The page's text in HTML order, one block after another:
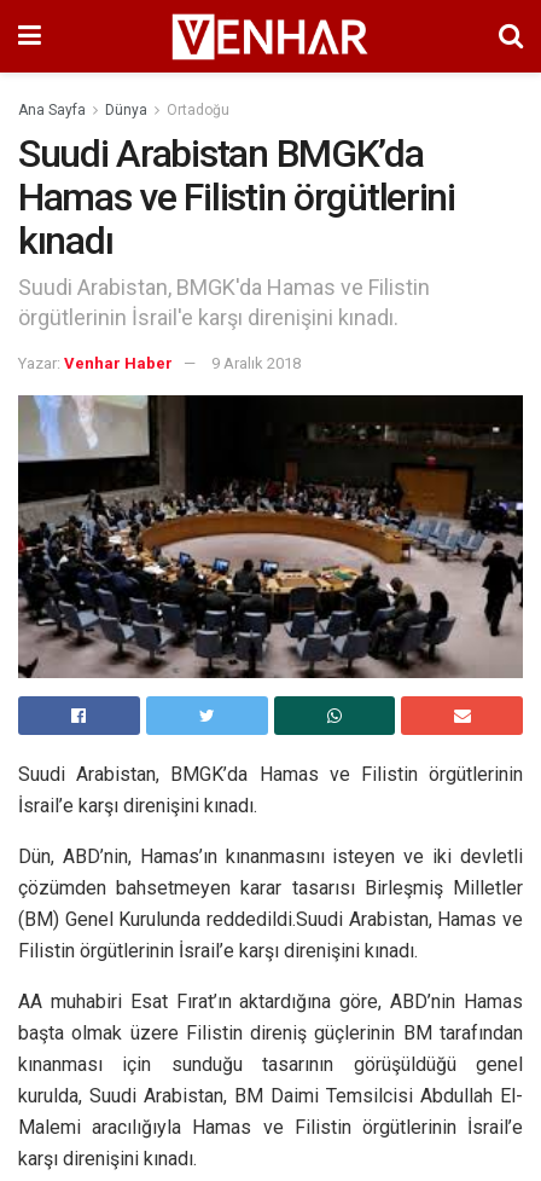
Ana Sayfa Dünya Ortadoğu
Suudi Arabistan BMGK’da
Hamas ve Filistin örgütlerini
kınadı
Suudi Arabistan, BMGK'da Hamas ve Filistin
örgütlerinin İsrail'e karşı direnişini kınadı.
Yazar: Venhar Haber 9 Aralık 2018
Suudi Arabistan, BMGK’da Hamas ve Filistin örgütlerinin
İsrail’e karşı direnişini kınadı.
Dün, ABD’nin, Hamas’ın kınanmasını isteyen ve iki devletli
çözümden bahsetmeyen karar tasarısı Birleşmiş Milletler
(BM) Genel Kurulunda reddedildi.Suudi Arabistan, Hamas ve
Filistin örgütlerinin İsrail’e karşı direnişini kınadı.
AA muhabiri Esat Fırat’ın aktardığına göre, ABD’nin Hamas
başta olmak üzere Filistin direniş güçlerinin BM tarafından
kınanması için sunduğu tasarının görüşüldüğü genel
kurulda, Suudi Arabistan, BM Daimi Temsilcisi Abdullah El-
Malemi aracılığıyla Hamas ve Filistin örgütlerinin İsrail’e
karşı direnişini kınadı.